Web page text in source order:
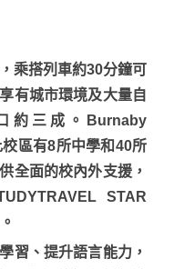
乘搭列車約30分鐘可
有城市環境及大量自
約三成。Burnaby
區有8所中學和40所
全面的校內外支援，
STAR
習、提升語言能力，